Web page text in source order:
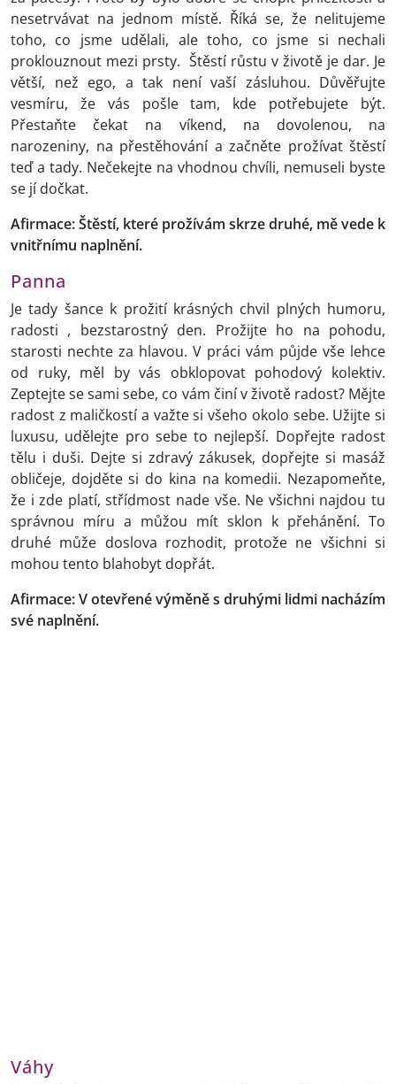
nesetrvávat na jednom místě. Říká se, že nelitujeme
toho, co jsme udělali, ale toho, co jsme si nechali
proklouznout mezi prsty. Štěstí růstu v životě je dar. Je
větší, než ego, a tak není vaší zásluhou. Důvěřujte
vesmíru, že vás pošle tam, kde potřebujete být.
Přestaňte čekat na víkend, na dovolenou, na
narozeniny, na přestěhování a začněte prožívat štěstí
teď a tady. Nečekejte na vhodnou chvíli, nemuseli byste
se jí dočkat.
Afirmace: Štěstí, které prožívám skrze druhé, mě vede k
vnitřnímu naplnění.
Panna
Je tady šance k prožití krásných chvil plných humoru,
radosti , bezstarostný den. Prožijte ho na pohodu,
starosti nechte za hlavou. V práci vám půjde vše lehce
od ruky, měl by vás obklopovat pohodový kolektiv.
Zeptejte se sami sebe, co vám činí v životě radost? Mějte
radost z maličkostí a važte si všeho okolo sebe. Užijte si
luxusu, udělejte pro sebe to nejlepší. Dopřejte radost
tělu i duši. Dejte si zdravý zákusek, dopřejte si masáž
obličeje, dojděte si do kina na komedii. Nezapomeňte,
že i zde platí, střídmost nade vše. Ne všichni najdou tu
správnou míru a můžou mít sklon k přehánění. To
druhé může doslova rozhodit, protože ne všichni si
mohou tento blahobyt dopřát.
Afirmace: V otevřené výměně s druhými lidmi nacházím
své naplnění.
Váhy